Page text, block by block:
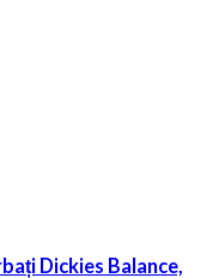
Dickies Balance,